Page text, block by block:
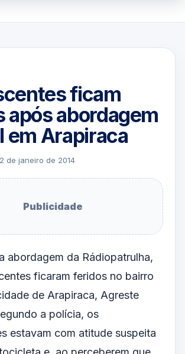
ficam
após abordagem
em Arapiraca
de janeiro de 2014
Publicidade
abordagem da Rádiopatrulha,
ficaram feridos no bairro
de Arapiraca, Agreste
a polícia, os
estavam com atitude suspeita